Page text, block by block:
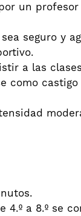
un
seguro y
a las
como
a 8.º se